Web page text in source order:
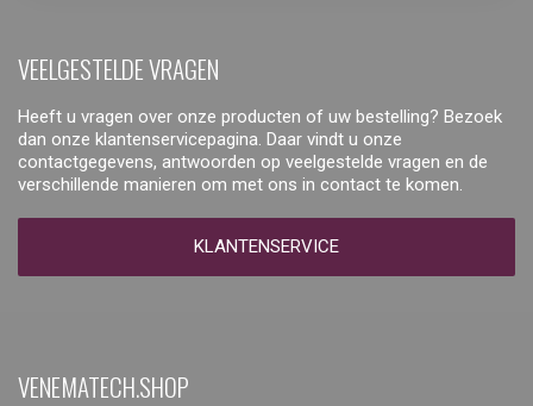
VEELGESTELDE VRAGEN
Heeft u vragen over onze producten of uw bestelling? Bezoek
dan onze klantenservicepagina. Daar vindt u onze
contactgegevens, antwoorden op veelgestelde vragen en de
verschillende manieren om met ons in contact te komen.
KLANTENSERVICE
VENEMATECH.SHOP